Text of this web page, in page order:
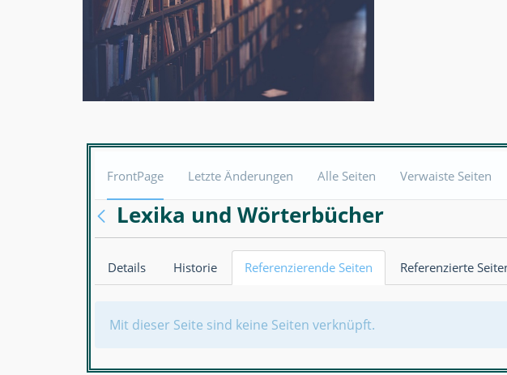
FrontPage Letzte Änderungen Alle Seiten Verwaiste Seiten
Lexika und Wörterbücher
Details Historie Referenzierende Seiten Referenzierte
Mit dieser Seite sind keine Seiten verknüpft.